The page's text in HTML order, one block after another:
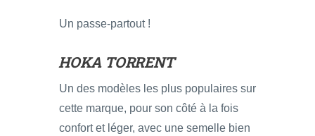
Un passe-partout !
HOKA TORRENT
Un des modèles les plus populaires sur
cette marque, pour son côté à la fois
confort et léger, avec une semelle bien